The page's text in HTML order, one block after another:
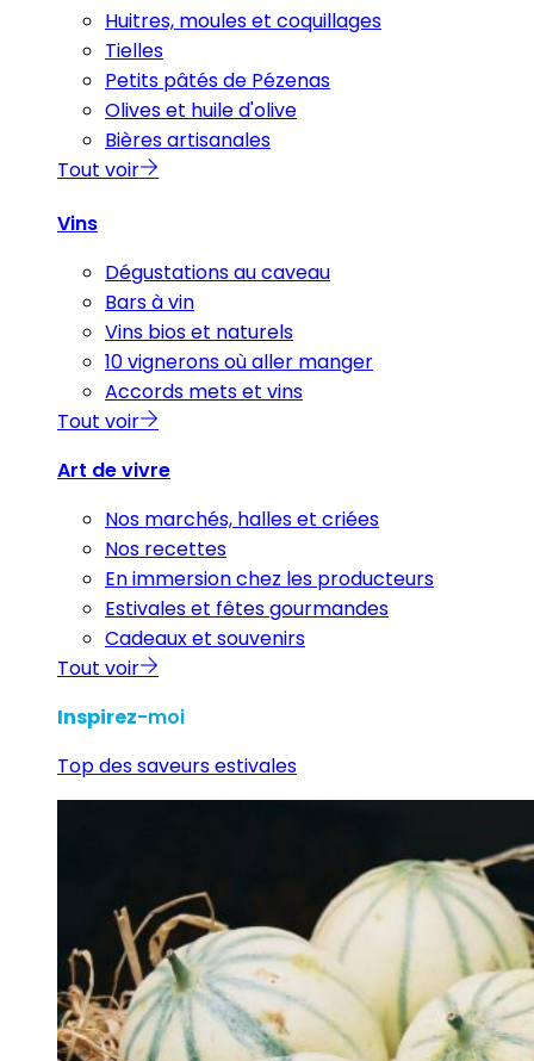
Huitres, moules et coquillages
Tielles
Petits pâtés de Pézenas
Olives et huile d'olive
Bières artisanales
Tout voir
Vins
Dégustations au caveau
Bars à vin
Vins bios et naturels
10 vignerons où aller manger
Accords mets et vins
Tout voir
Art de vivre
Nos marchés, halles et criées
Nos recettes
En immersion chez les producteurs
Estivales et fêtes gourmandes
Cadeaux et souvenirs
Tout voir
Inspirez-moi
Top des saveurs estivales